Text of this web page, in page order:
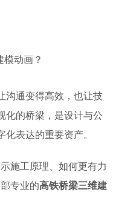
模动画？
沟通变得高效，也让技
化的桥梁，是设计与公
表达的重要资产。
施工原理、如何更有力
专业的高铁桥梁三维建